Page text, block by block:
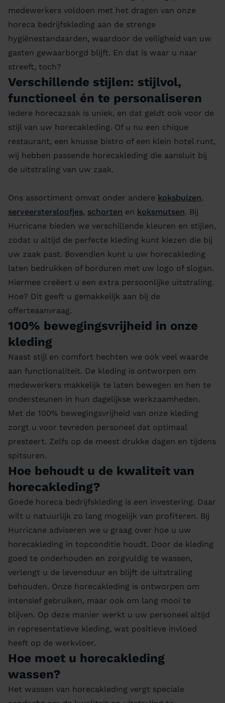
medewerkers voldoen met het dragen van onze
horeca bedrijfskleding aan de strenge
hygiënestandaarden, waardoor de veiligheid van uw
gasten gewaarborgd blijft. En dat is waar u naar
streeft, toch?
Verschillende stijlen: stijlvol,
functioneel én te personaliseren
Iedere horecazaak is uniek, en dat geldt ook voor de
stijl van uw horecakleding. Of u nu een chique
restaurant, een knusse bistro of een klein hotel runt,
wij hebben passende horecakleding die aansluit bij
de uitstraling van uw zaak.
Ons assortiment omvat onder andere koksbuizen,
serveerstersloofjes, schorten en koksmutsen. Bij
Hurricane bieden we verschillende kleuren en stijlen,
zodat u altijd de perfecte kleding kunt kiezen die bij
uw zaak past. Bovendien kunt u uw horecakleding
laten bedrukken of borduren met uw logo of slogan.
Hiermee creëert u een extra persoonlijke uitstraling.
Hoe? Dit geeft u gemakkelijk aan bij de
offerteaanvraag.
100% bewegingsvrijheid in onze
kleding
Naast stijl en comfort hechten we ook veel waarde
aan functionaliteit. De kleding is ontworpen om
medewerkers makkelijk te laten bewegen en hen te
ondersteunen in hun dagelijkse werkzaamheden.
Met de 100% bewegingsvrijheid van onze kleding
zorgt u voor tevreden personeel dat optimaal
presteert. Zelfs op de meest drukke dagen en tijdens
spitsuren.
Hoe behoudt u de kwaliteit van
horecakleding?
Goede horeca bedrijfskleding is een investering. Daar
wilt u natuurlijk zo lang mogelijk van profiteren. Bij
Hurricane adviseren we u graag over hoe u uw
horecakleding in topconditie houdt. Door de kleding
goed te onderhouden en zorgvuldig te wassen,
verlengt u de levensduur en blijft de uitstraling
behouden. Onze horecakleding is ontworpen om
intensief gebruiken, maar ook om lang mooi te
blijven. Op deze manier werkt u uw personeel altijd
in representatieve kleding, wat positieve invloed
heeft op de werkvloer.
Hoe moet u horecakleding
wassen?
Het wassen van horecakleding vergt speciale